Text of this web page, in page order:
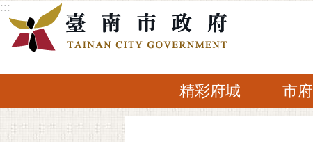
跳到主要內容區塊
:::
精彩府城 市
:::